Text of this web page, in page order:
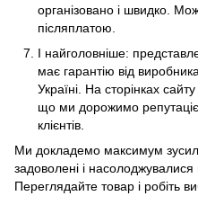
організовано і швидко.
післяплатою.
І найголовніше:
має гарантію від
Україні. На сторінках
що ми дорожимо
клієнтів.
Ми докладемо максимум
задоволені і
Переглядайте товар і робіть